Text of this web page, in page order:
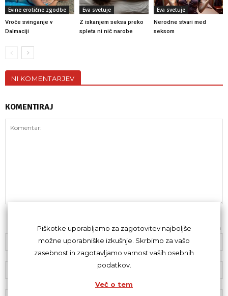
Evine erotične zgodbe
Vroče svinganje v
Dalmaciji
Eva svetuje
Z iskanjem seksa preko
spleta ni nič narobe
Eva svetuje
Nerodne stvari med
seksom
NI KOMENTARJEV
KOMENTIRAJ
Z oddajo komentarja se strinjaš skodeksom komentiranja
Piškotke uporabljamo za zagotovitev najboljše
možne uporabniške izkušnje. Skrbimo za vašo
zasebnost in zagotavljamo varnost vaših osebnih
podatkov.
Več o tem